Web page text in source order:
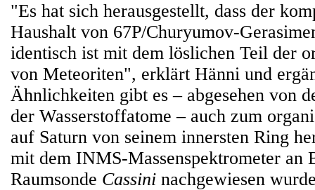
"Es hat sich herausgestellt, dass der
Haushalt von 67P/Churyumov-
identisch ist mit dem löslichen Teil der
von Meteoriten", erklärt Hänni und
Ähnlichkeiten gibt es – abgesehen von
der Wasserstoffatome – auch zum
auf Saturn von seinem innersten Ring
mit dem INMS-Massenspektrometer an
Raumsonde Cassini nachgewiesen